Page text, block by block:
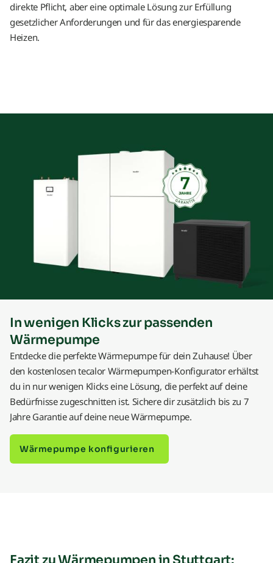
direkte Pflicht, aber eine optimale Lösung zur Erfüllung
gesetzlicher Anforderungen und für das energiesparende
Heizen.
In wenigen Klicks zur passenden
Wärmepumpe
Entdecke die perfekte Wärmepumpe für dein Zuhause! Über
den kostenlosen tecalor Wärmepumpen-Konfigurator erhältst
du in nur wenigen Klicks eine Lösung, die perfekt auf deine
Bedürfnisse zugeschnitten ist. Sichere dir zusätzlich bis zu 7
Jahre Garantie auf deine neue Wärmepumpe.
Wärmepumpe konfigurieren